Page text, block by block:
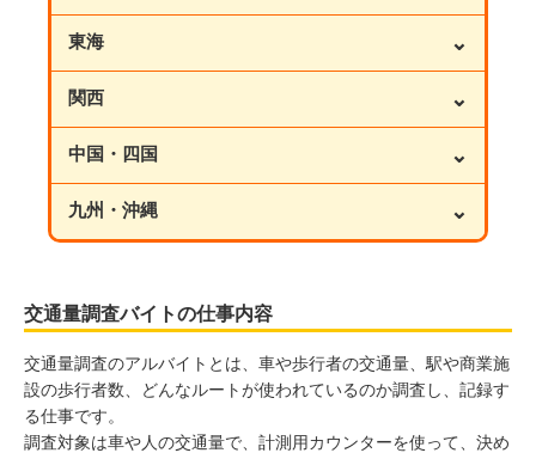
東海 ⌄
関西 ⌄
中国・四国 ⌄
九州・沖縄 ⌄
交通量調査バイトの仕事内容
交通量調査のアルバイトとは、車や歩行者の交通量、駅や商業施
設の歩行者数、どんなルートが使われているのか調査し、記録す
る仕事です。
調査対象は車や人の交通量で、計測用カウンターを使って、決め